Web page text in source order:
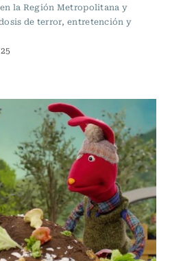
la Región Metropolitana y
de terror, entretención y